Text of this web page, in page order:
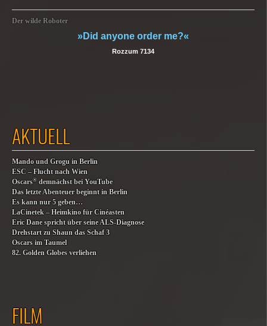
Der wilde Roboter
»Did anyone order me?«
Rozzum 7134
AKTUELL
Mando und Grogu in Berlin
ESC – Flucht nach Wien
Oscars® demnächst bei YouTube
Das letzte Abenteuer beginnt in Berlin
Es kann nur 5 geben…
LaCinetek – Heimkino für Cinéasten
Eric Dane spricht über seine ALS-Diagnose
Drehstart zu Shaun das Schaf 3
Oscars im Taumel
82. Golden Globes verliehen
FILM